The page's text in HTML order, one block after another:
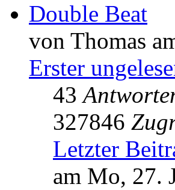
Double Beat
von Thomas
Erster
43
327846
Letzter
am Mo, 27.